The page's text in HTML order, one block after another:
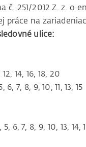
č. 251/2012 Z. z.
práce na
ulice:
14, 16, 18, 20
7, 8, 9, 10, 11, 13, 15
6, 7, 8, 9, 10, 13, 14,